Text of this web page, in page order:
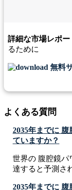
詳細な市場レポー
るために
無料
よくある質問
2035年までに
ていますか？
世界の 腹腔鏡パ
達すると予測さ
2035年までに